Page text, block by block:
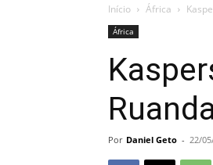
Início África
África
Por Daniel Geto - 22/